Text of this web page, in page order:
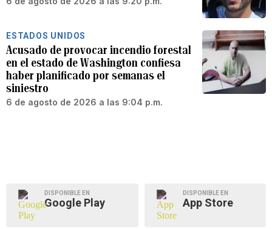
ESTADOS UNIDOS
Acusado de provocar incendio forestal
en el estado de Washington confiesa
haber planificado por semanas el
siniestro
6 de agosto de 2026 a las 9:04 p.m.
DISPONIBLE EN
Google Play
DISPONIBLE EN
App Store